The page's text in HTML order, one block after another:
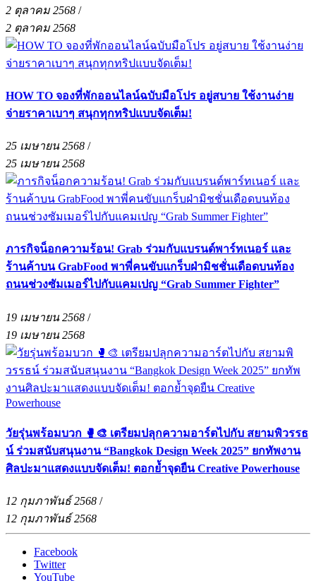
2 ตุลาคม 2568 /
2 ตุลาคม 2568
HOW TO จองที่พักออนไลน์ฉบับมือโปร อยู่สบาย ใช้งานง่าย
จ่ายราคาเบาๆ สนุกทุกทริปแบบจัดเต็ม!
25 เมษายน 2568 /
25 เมษายน 2568
ภารกิจน็อกความร้อน! Grab ร่วมกับแบรนด์พาร์ทเนอร์ และ
ร้านค้าบน GrabFood พาพี่คนขับแกร็บฝ่ามิชชั่นเดือดบนท้อง
ถนนช่วงซัมเมอร์ไปกับแคมเปญ “Grab Summer Fighter”
19 เมษายน 2568 /
19 เมษายน 2568
วัยรุ่นพร้อมบวก 🥊🎨 เตรียมปลุกความอาร์ตไปกับ สยามพิวรรธ
น์ ร่วมสนับสนุนงาน “Bangkok Design Week 2025” ยกทัพงาน
ศิลปะมาแสดงแบบจัดเต็ม! ตอกย้ำจุดยืน Creative Powerhouse
12 กุมภาพันธ์ 2568 /
12 กุมภาพันธ์ 2568
Facebook
Twitter
YouTube